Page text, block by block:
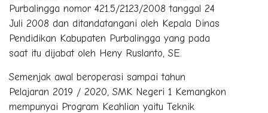
Purbalingga nomor 421.5/2123/2008 tanggal 24
Juli 2008 dan ditandatangani oleh Kepala Dinas
Pendidikan Kabupaten Purbalingga yang pada
saat itu dijabat oleh Heny Ruslanto, SE.
Semenjak awal beroperasi sampai tahun
Pelajaran 2019 / 2020, SMK Negeri 1 Kemangkon
mempunyai Program Keahlian yaitu Teknik